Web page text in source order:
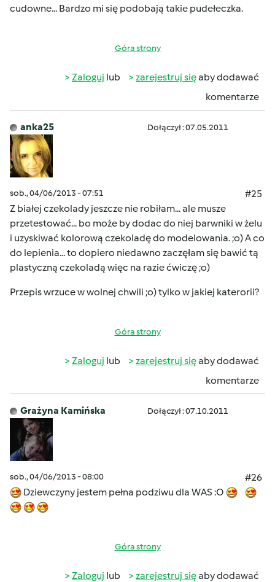
cudowne... Bardzo mi się podobają takie pudełeczka.
Góra strony
Zaloguj lub zarejestruj sięaby dodawać
komentarze
anka25 Dołączył : 07.05.2011
sob., 04/06/2013 - 07:51
#25
Z białej czekolady jeszcze nie robiłam... ale musze
przetestować... bo może by dodac do niej barwniki w żelu
i uzyskiwać kolorową czekoladę do modelowania. ;o) A co
do lepienia... to dopiero niedawno zaczęłam się bawić tą
plastyczną czekoladą więc na razie ćwiczę ;o)
Przepis wrzuce w wolnej chwili ;o) tylko w jakiej katerorii?
Góra strony
Zaloguj lub zarejestruj sięaby dodawać
komentarze
Grażyna Kamińska Dołączył : 07.10.2011
sob., 04/06/2013 - 08:00
#26
Dziewczyny jestem pełna podziwu dla WAS :O
Góra strony
Zaloguj lub zarejestruj sięaby dodawać